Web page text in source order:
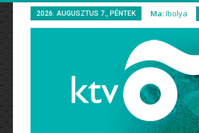
2026. AUGUSZTUS 7., PÉNTEK Ma:Ibolya